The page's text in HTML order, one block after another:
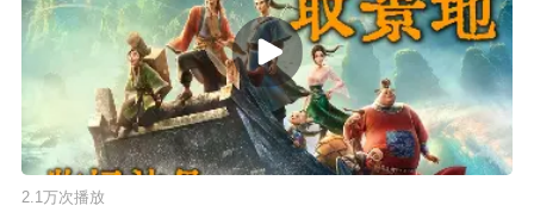
2.1万次播放